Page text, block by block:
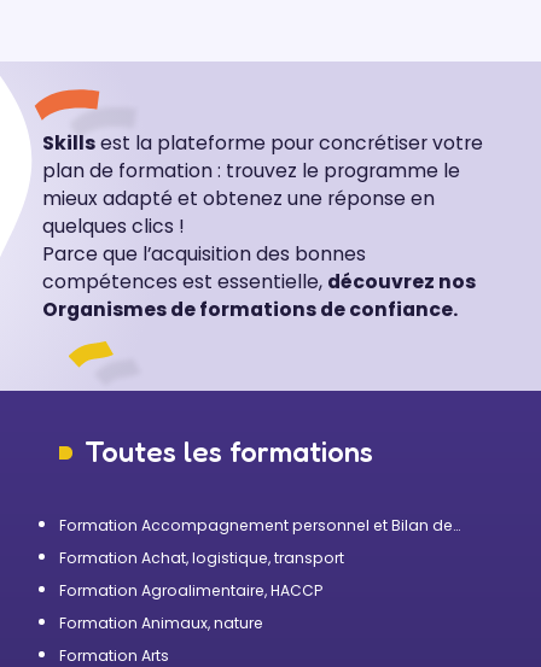
Skillsest la plateforme pour concrétiser votre
plan de formation : trouvez le programme le
mieux adapté et obtenez une réponse en
quelques clics !
Parce que l’acquisition des bonnes
compétences est essentielle, découvrez nos
Organismes de formations de confiance.
Toutes les formations
Formation Accompagnement personnel et Bilan de
Formation Achat, logistique, transport
Formation Agroalimentaire, HACCP
Formation Animaux, nature
Formation Arts